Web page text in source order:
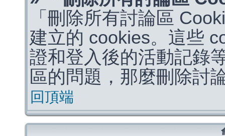
「刪除所有討論區
建立的 cookies。這些
證和登入後的活動記錄
區的問題，那麼刪除討
回頂端